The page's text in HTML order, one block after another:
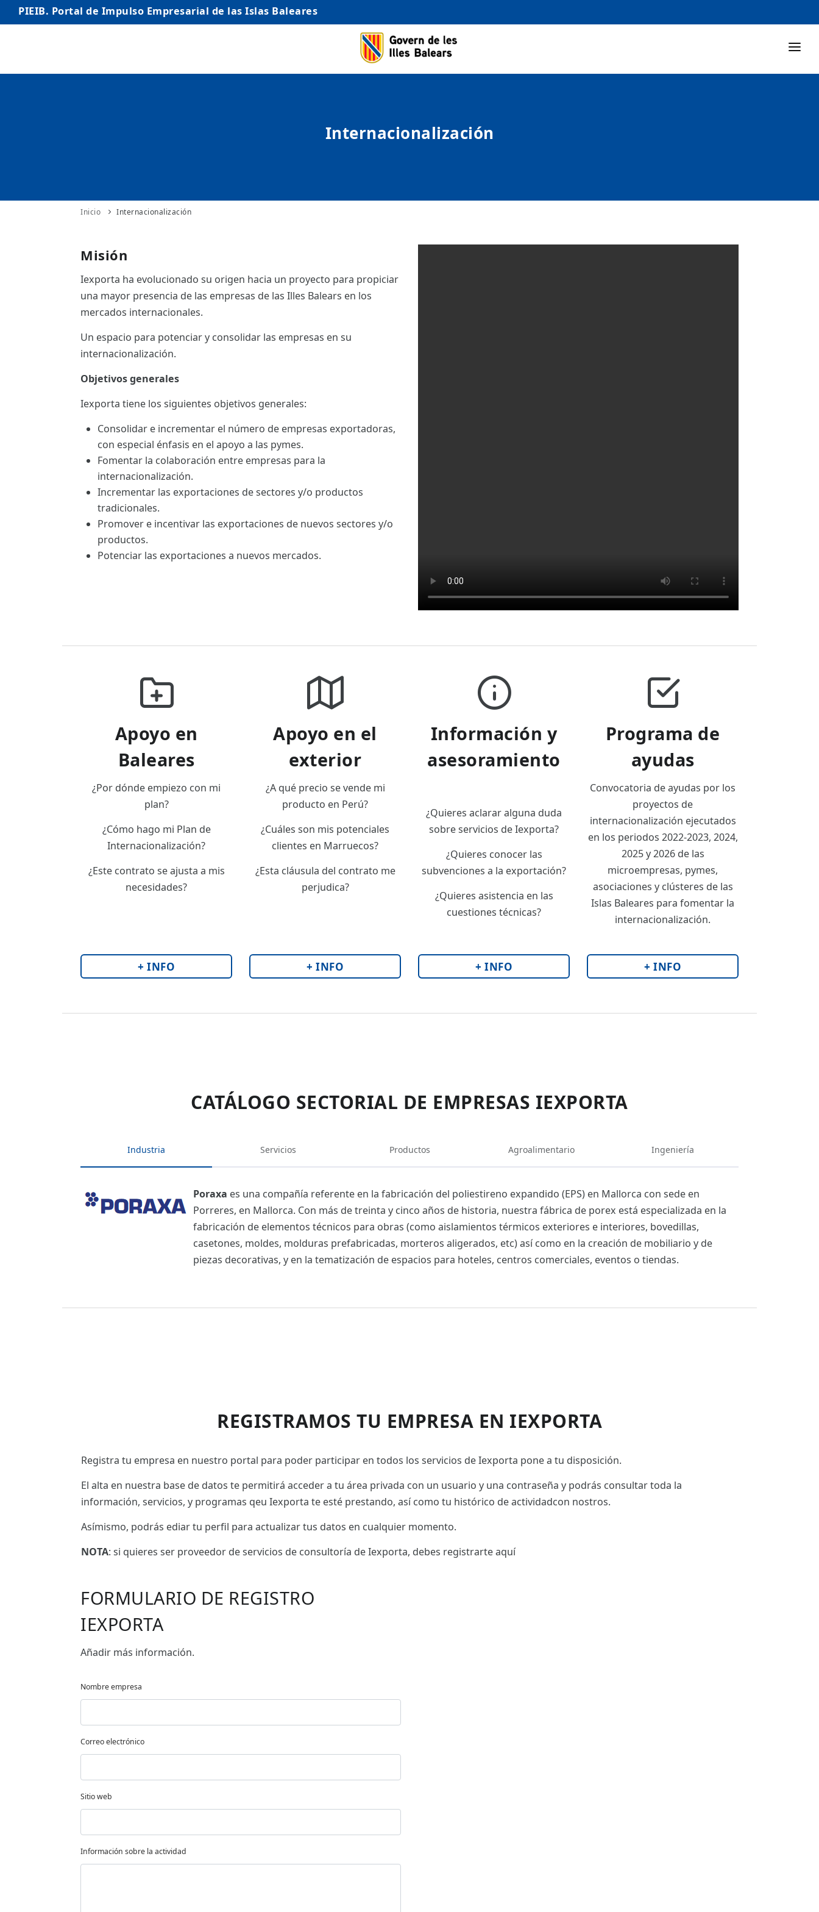
PIEIB. Portal de Impulso Empresarial de las Islas Baleares
INICIO
INTERNACIONALIZACIÓN
Internacionalización
Inicio Internacionalización
Misión
Iexporta ha evolucionado su origen hacia un proyecto para propiciar
una mayor presencia de las empresas de las Illes Balears en los
mercados internacionales.
Un espacio para potenciar y consolidar las empresas en su
internacionalización.
Objetivos generales
Iexporta tiene los siguientes objetivos generales:
Consolidar e incrementar el número de empresas exportadoras,
con especial énfasis en el apoyo a las pymes.
Fomentar la colaboración entre empresas para la
internacionalización.
Incrementar las exportaciones de sectores y/o productos
tradicionales.
Promover e incentivar las exportaciones de nuevos sectores y/o
productos.
Potenciar las exportaciones a nuevos mercados.
Apoyo en
Baleares
¿Por dónde empiezo con mi
plan?
¿Cómo hago mi Plan de
Internacionalización?
¿Este contrato se ajusta a mis
necesidades?
Apoyo en el
exterior
¿A qué precio se vende mi
producto en Perú?
¿Cuáles son mis potenciales
clientes en Marruecos?
¿Esta cláusula del contrato me
perjudica?
Información y
asesoramiento
¿Quieres aclarar alguna duda
sobre servicios de Iexporta?
¿Quieres conocer las
subvenciones a la exportación?
¿Quieres asistencia en las
cuestiones técnicas?
Programa de
ayudas
Convocatoria de ayudas por los
proyectos de
internacionalización ejecutados
en los periodos 2022-2023, 2024,
2025 y 2026 de las
microempresas, pymes,
asociaciones y clústeres de las
Islas Baleares para fomentar la
internacionalización.
+ INFO + INFO + INFO + INFO
CATÁLOGO SECTORIAL DE EMPRESAS IEXPORTA
Industria Servicios Productos Agroalimentario Ingeniería
Poraxa es una compañía referente en la fabricación del poliestireno expandido (EPS) en Mallorca con sede en
Porreres, en Mallorca. Con más de treinta y cinco años de historia, nuestra fábrica de porex está especializada en la
fabricación de elementos técnicos para obras (como aislamientos térmicos exteriores e interiores, bovedillas,
casetones, moldes, molduras prefabricadas, morteros aligerados, etc) así como en la creación de mobiliario y de
piezas decorativas, y en la tematización de espacios para hoteles, centros comerciales, eventos o tiendas.
REGISTRAMOS TU EMPRESA EN IEXPORTA
Registra tu empresa en nuestro portal para poder participar en todos los servicios de Iexporta pone a tu disposición.
El alta en nuestra base de datos te permitirá acceder a tu área privada con un usuario y una contraseña y podrás consultar toda la
información, servicios, y programas qeu Iexporta te esté prestando, así como tu histórico de actividadcon nostros.
Asímismo, podrás ediar tu perfil para actualizar tus datos en cualquier momento.
NOTA: si quieres ser proveedor de servicios de consultoría de Iexporta, debes registrarte aquí
FORMULARIO DE REGISTRO
IEXPORTA
Añadir más información.
Nombre empresa
Correo electrónico
Sitio web
Información sobre la actividad